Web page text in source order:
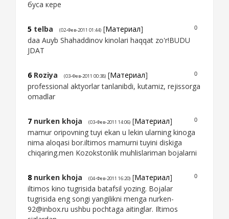
буса кере
0
5 telba (02-Фев-2011 01:44) [Материал]
daa Auyb Shahaddinov kinolari haqqat zo'r!BUDU
JDAT
0
6 Roziya (03-Фев-2011 00:38) [Материал]
professional aktyorlar tanlanibdi, kutamiz, rejissorga
omadlar
0
7 nurken khoja (03-Фев-2011 14:06) [Материал]
mamur oripovning tuyi ekan u lekin ularning kinoga
nima aloqasi bor.iltimos mamurni tuyini diskiga
chiqaring.men Kozokstonlik muhlislariman bojalarni
0
8 nurken khoja (04-Фев-2011 16:20) [Материал]
iltimos kino tugrisida batafsil yozing. Bojalar
tugrisida eng songi yangilikni menga nurken-
92@inbox.ru ushbu pochtaga aitinglar. Iltimos